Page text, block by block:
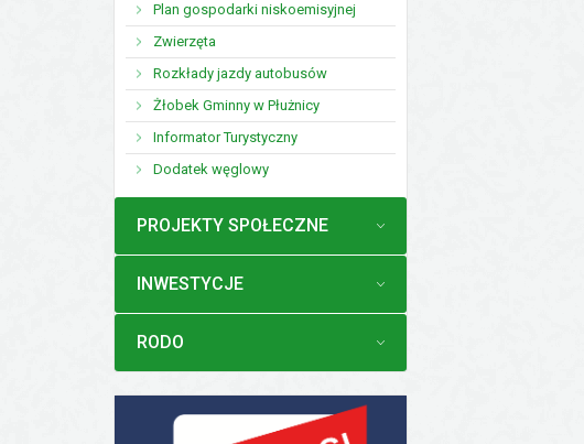
Plan gospodarki niskoemisyjnej
Zwierzęta
Rozkłady jazdy autobusów
Żłobek Gminny w Płużnicy
Informator Turystyczny
Dodatek węglowy
MENU
PROJEKTY SPOŁECZNE
MENU
INWESTYCJE
MENU
RODO